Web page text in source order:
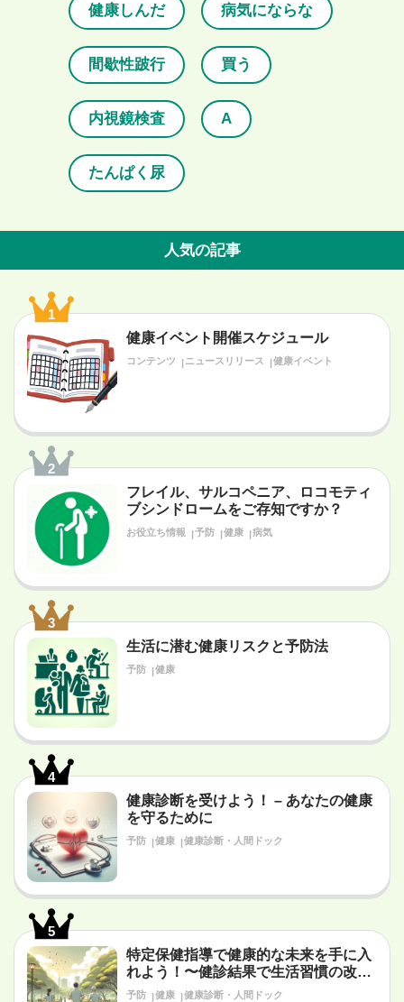
健康しんだ 病気にならな
間歇性跛行 買う
内視鏡検査 A
たんぱく尿
人気の記事
1
健康イベント開催スケジュール
コンテンツ ニュースリリース 健康イベント
2
フレイル、サルコペニア、ロコモティ
ブシンドロームをご存知ですか？
お役立ち情報 予防 健康 病気
3
生活に潜む健康リスクと予防法
予防 健康
4
健康診断を受けよう！ – あなたの健康
を守るために
予防 健康 健康診断・人間ドック
5
特定保健指導で健康的な未来を手に入
れよう！〜健診結果で生活習慣の改善
が必要だと言われたあなたへ〜
予防 健康 健康診断・人間ドック